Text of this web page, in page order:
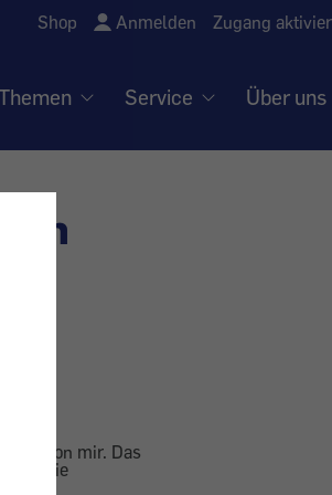
Shop Anmelden Zugang
Service Über uns
von mir. Das
ist die